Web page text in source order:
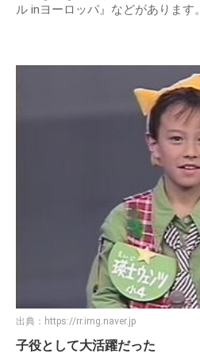
ル inヨーロッパ』などがあります。
出典： https://rr.img.naver.jp
子役として大活躍だった